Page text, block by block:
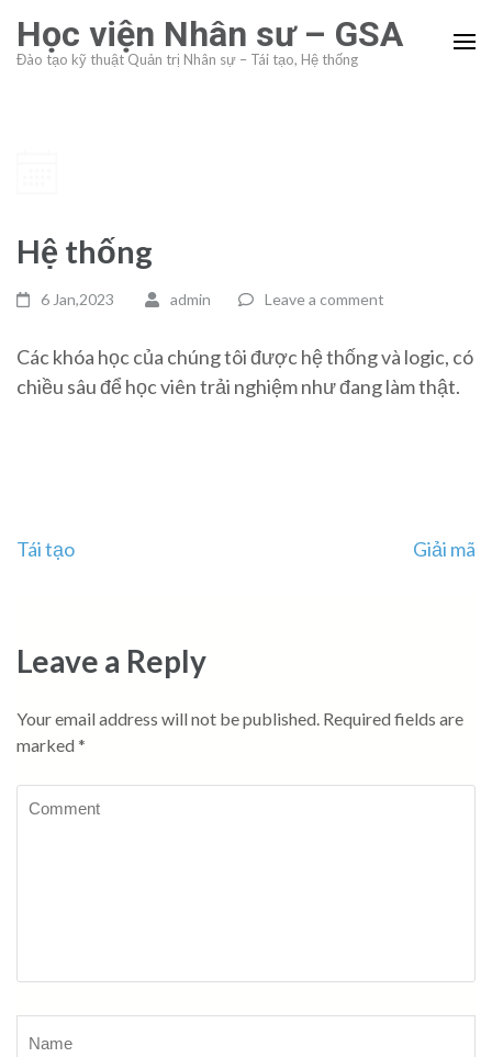
content
Học viện Nhân sư – GSA
Đào tạo kỹ thuật Quản trị Nhân sự – Tái tạo, Hệ thống
Hệ thống
6 Jan,2023 admin Leave a comment
Các khóa học của chúng tôi được hệ thống và logic, có
chiều sâu để học viên trải nghiệm như đang làm thật.
Post
Tái tạo Giải mã
Leave a Reply
Your email address will not be published. Required fields are
marked *